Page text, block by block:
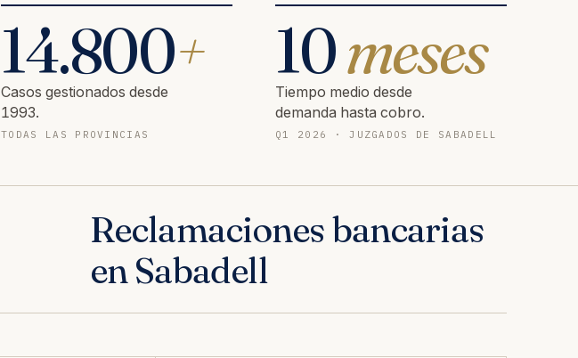
14.800+
Casos gestionados desde
1993.
TODAS LAS PROVINCIAS
10meses
Tiempo medio desde
demanda hasta cobro.
Q1 2026 · JUZGADOS DE SABADELL
Reclamaciones bancarias
en Sabadell